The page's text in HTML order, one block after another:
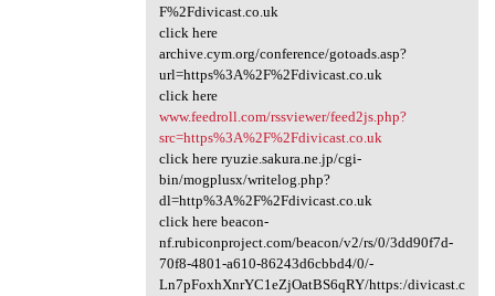
F%2Fdivicast.co.uk
click here
archive.cym.org/conference/gotoads.asp?
url=https%3A%2F%2Fdivicast.co.uk
click here
www.feedroll.com/rssviewer/feed2js.php?
src=https%3A%2F%2Fdivicast.co.uk
click here ryuzie.sakura.ne.jp/cgi-
bin/mogplusx/writelog.php?
dl=http%3A%2F%2Fdivicast.co.uk
click here beacon-
nf.rubiconproject.com/beacon/v2/rs/0/3dd90f7d-
70f8-4801-a610-86243d6cbbd4/0/-
Ln7pFoxhXnrYC1eZjOatBS6qRY/https:/divicast.c